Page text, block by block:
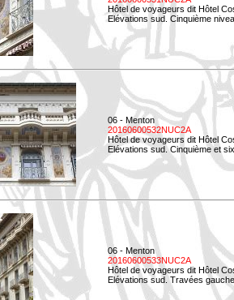
Hôtel de voyageurs dit Hôtel
Elévations sud. Cinquième
06 - Menton
20160600532NUC2A
Hôtel de voyageurs dit Hôtel
Elévations sud. Cinquième et
06 - Menton
20160600533NUC2A
Hôtel de voyageurs dit Hôtel
Elévations sud. Travées